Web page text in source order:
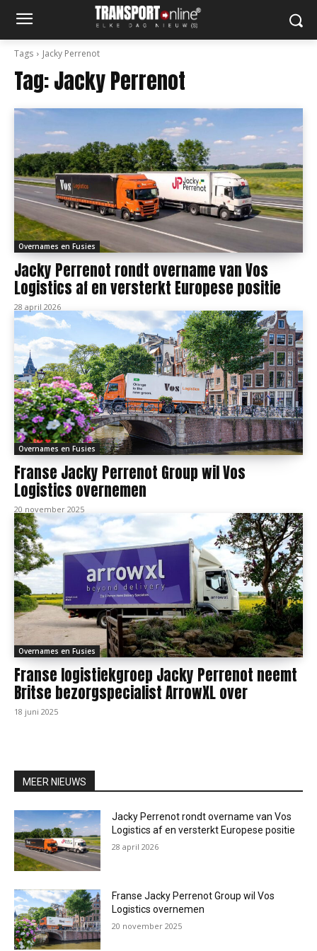
Tags Jacky Perrenot
Tag:Jacky Perrenot
Overnames en Fusies
Jacky Perrenot rondt overname van Vos
Logistics af en versterkt Europese positie
28 april 2026
Overnames en Fusies
Franse Jacky Perrenot Group wil Vos
Logistics overnemen
20 november 2025
Overnames en Fusies
Franse logistiekgroep Jacky Perrenot neemt
Britse bezorgspecialist ArrowXL over
18 juni 2025
MEER NIEUWS
Jacky Perrenot rondt overname van Vos
Logistics af en versterkt Europese positie
28 april 2026
Franse Jacky Perrenot Group wil Vos
Logistics overnemen
20 november 2025